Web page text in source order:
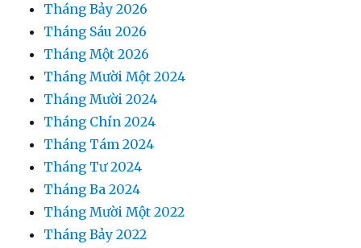
Tháng Bảy 2026
Tháng Sáu 2026
Tháng Một 2026
Tháng Mười Một 2024
Tháng Mười 2024
Tháng Chín 2024
Tháng Tám 2024
Tháng Tư 2024
Tháng Ba 2024
Tháng Mười Một 2022
Tháng Bảy 2022